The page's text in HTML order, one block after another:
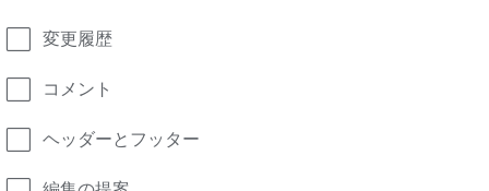
変更履歴
コメント
ヘッダーとフッター